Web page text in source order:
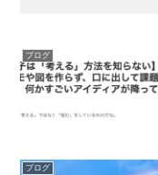
ブログ
ブログ